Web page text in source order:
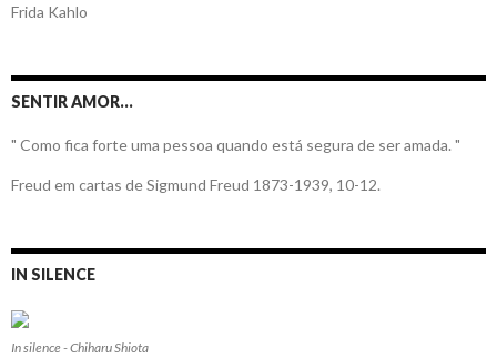
Frida Kahlo
SENTIR AMOR…
" Como fica forte uma pessoa quando está segura de ser amada. "
Freud em cartas de Sigmund Freud 1873-1939, 10-12.
IN SILENCE
In silence - Chiharu Shiota